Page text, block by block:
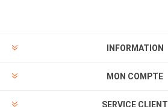
INFORMATION
MON COMPTE
SERVICE CLIENT